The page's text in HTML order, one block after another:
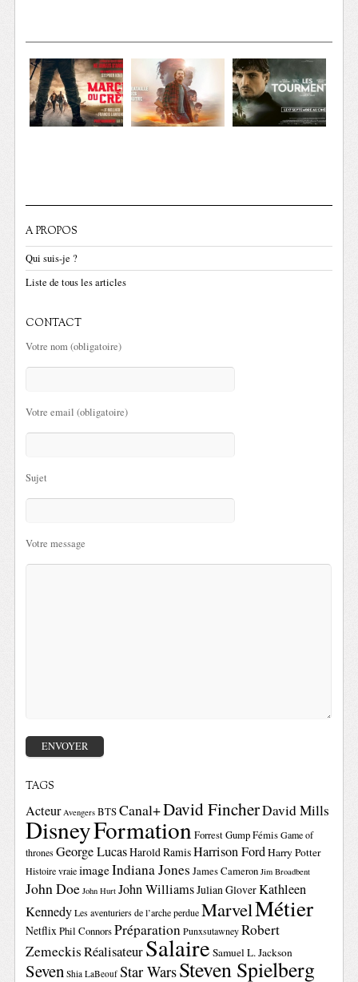
A PROPOS
Qui suis-je ?
Liste de tous les articles
CONTACT
Votre nom (obligatoire)
Votre email (obligatoire)
Sujet
Votre message
TAGS
Acteur Avengers BTSCanal+David FincherDavid Mills
DisneyFormationForrest GumpFémis Game of
thrones George LucasHarold RamisHarrison FordHarry Potter
Histoire vraie imageIndiana Jones James Cameron Jim Broadbent
John Doe John Hurt John WilliamsJulian GloverKathleen
Kennedy Les aventuriers de l’arche perdue MarvelMétier
NetflixPhil ConnorsPréparation Punxsutawney Robert
ZemeckisRéalisateurSalaire Samuel L. Jackson
Seven Shia LaBeouf Star WarsSteven Spielberg